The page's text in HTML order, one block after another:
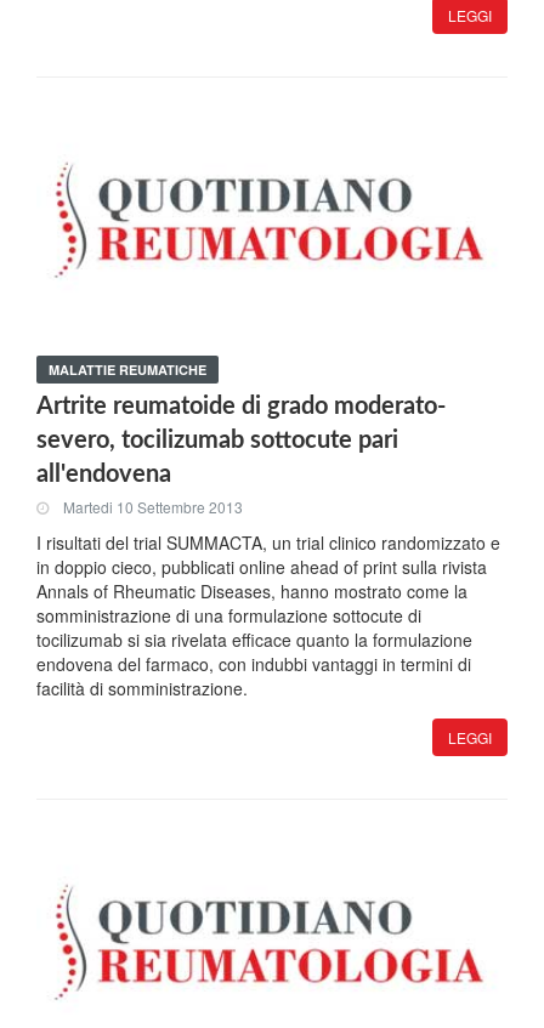
LEGGI
MALATTIE REUMATICHE
Artrite reumatoide di grado moderato-
severo, tocilizumab sottocute pari
all'endovena
Martedi 10 Settembre 2013
I risultati del trial SUMMACTA, un trial clinico randomizzato e
in doppio cieco, pubblicati online ahead of print sulla rivista
Annals of Rheumatic Diseases, hanno mostrato come la
somministrazione di una formulazione sottocute di
tocilizumab si sia rivelata efficace quanto la formulazione
endovena del farmaco, con indubbi vantaggi in termini di
facilità di somministrazione.
LEGGI